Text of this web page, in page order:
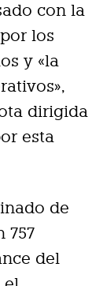
con la
los
y «la
dirigida
esta
de
757
del